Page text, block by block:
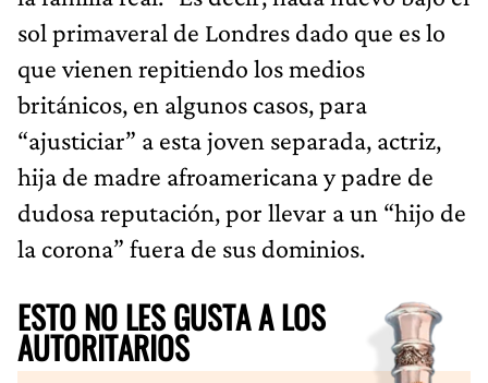
sol primaveral de Londres dado que es lo
que vienen repitiendo los medios
británicos, en algunos casos, para
“ajusticiar” a esta joven separada, actriz,
hija de madre afroamericana y padre de
dudosa reputación, por llevar a un “hijo de
la corona” fuera de sus dominios.
ESTO NO LES GUSTA A LOS
AUTORITARIOS